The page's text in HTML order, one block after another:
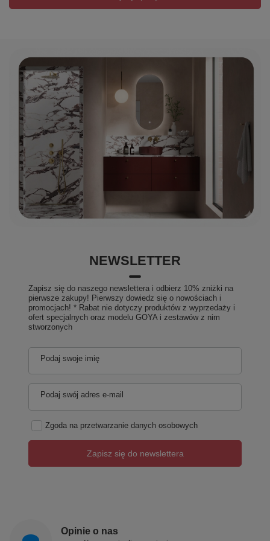
nastroju to najlepsza inwestycja.
NEWSLETTER
Zapisz się do naszego newslettera i odbierz 10% zniżki na
pierwsze zakupy! Pierwszy dowiedz się o nowościach i
promocjach! * Rabat nie dotyczy produktów z wyprzedaży i
ofert specjalnych oraz modelu GOYA i zestawów z nim
stworzonych
Podaj swoje imię
Podaj swój adres e-mail
Zgoda na przetwarzanie danych osobowych
Zapisz się do newslettera
Opinie o nas